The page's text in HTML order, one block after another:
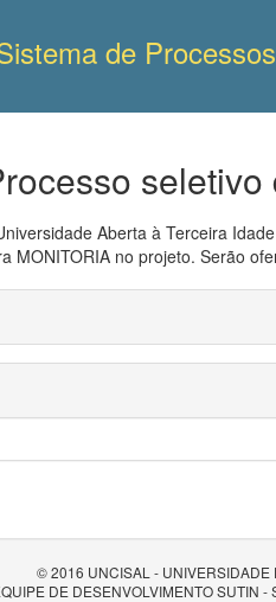
de
Aberta à Terceira
MONITORIA no projeto. Serão
© 2016 UNCISAL - UNIVERSIDADE
DE DESENVOLVIMENTO SUTIN